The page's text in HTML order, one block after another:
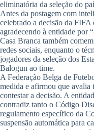
eliminatória da seleção do
Antes da postagem com
celebrado a decisão da FIFA
agradecendo à entidade por
Casa Branca também
redes sociais, enquanto o
jogadores da seleção dos
Balogun ao time.
A Federação Belga de
medida e afirmou que avalia
contestar a decisão. A
contradiz tanto o Código
regulamento específico da
suspensão automática para